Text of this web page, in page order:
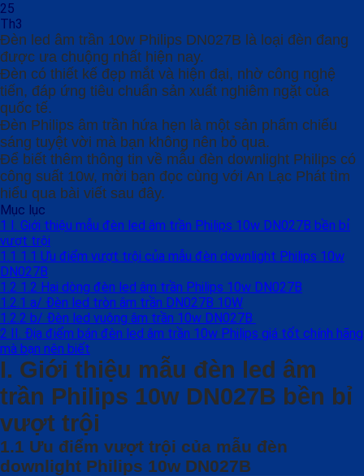
25
Th3
Đèn led âm trần 10w Philips DN027B là loại đèn đang
được ưa chuộng nhất hiện nay.
Đèn có thiết kế đẹp mắt và hiện đại, nhờ công nghệ
tiến, đáp ứng tiêu chuẩn sản xuất nghiêm ngặt của
quốc tế.
Đèn Philips âm trần hứa hẹn là một sản phẩm chiếu
sáng tuyệt vời mà bạn không nên bỏ qua.
Để biết thêm thông tin về mẫu đèn downlight Philips có
công suất 10w, mời bạn đọc cùng với An Lạc Phát tìm
hiểu qua bài viết sau đây.
Mục lục
1 I. Giới thiệu mẫu đèn led âm trần Philips 10w DN027B bền bỉ
vượt trội
1.1 1.1 Ưu điểm vượt trội của mẫu đèn downlight Philips 10w
DN027B
1.2 1.2 Hai dòng đèn led âm trần Philips 10w DN027B
1.2.1 a/ Đèn led tròn âm trần DN027B 10W
1.2.2 b/ Đèn led vuông âm trần 10w DN027B
2 II. Địa điểm bán đèn led âm trần 10w Philips giá tốt chính hãng
mà bạn nên biết
I. Giới thiệu mẫu đèn led âm
trần Philips 10w DN027B bền bỉ
vượt trội
1.1 Ưu điểm vượt trội của mẫu đèn
downlight Philips 10w DN027B